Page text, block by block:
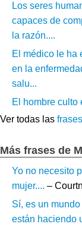
Los seres
capaces de
la razón....
El médico le ha
en la
salu...
El hombre culto
Ver todas las
Más frases de
Yo no necesito
mujer.... –
Sí, es un
están haciendo